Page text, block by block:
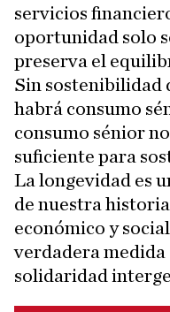
servicios
oportunidad solo
preserva el
Sin sostenibilidad
habrá consumo
consumo sénior
suficiente para
La longevidad es
de nuestra
económico y
verdadera medida
solidaridad